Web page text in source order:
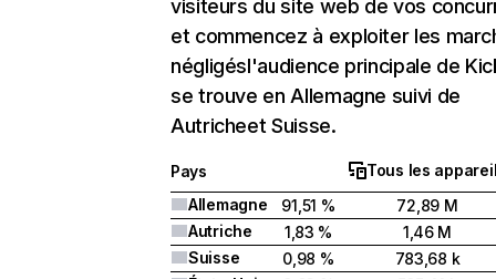
visiteurs du site web de vos
et commencez à exploiter les
négligésl'audience principale de
se trouve en Allemagne suivi de
Autricheet Suisse.
Pays
Tous les
Allemagne
91,51 %
72,89 M
Autriche
1,83 %
1,46 M
Suisse
0,98 %
783,68 k